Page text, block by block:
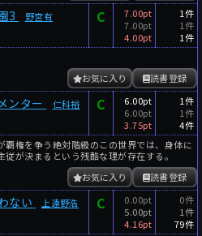
3 野宮有 C
7.00pt
7.00pt
4.00pt
1件
1件
1件
読書登録
お気に入り
ンター
仁科裕
C
6.00pt
6.00pt
3.75pt
1件
1件
4件
権を争う絶対階級のこの世界では、身体に
が決まるという残酷な理が存在する。
読書登録
お気に入り
ない
上遠野浩
C
0.00pt
5.00pt
4.16pt
0件
1件
79件